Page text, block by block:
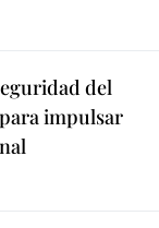
del
impulsar